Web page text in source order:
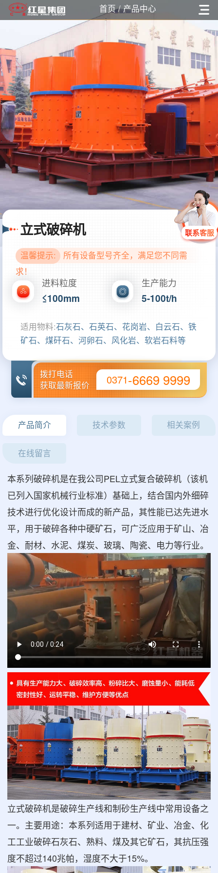
首页/ 产品中心
立式破碎机
温馨提示:
所有设备型号齐全，满足您不同需
求！
进料粒度
≤100mm
生产能力
5-100t/h
适用物料:石灰石、石英石、花岗岩、白云石、铁
矿石、煤矸石、河卵石、风化岩、软岩石料等
联系客服
拨打电话
获取最新报价
0371-6669 9999
产品简介 技术参数 相关案例
在线留言
本系列破碎机是在我公司PEL立式复合破碎机（该机
已列入国家机械行业标准）基础上，结合国内外细碎
技术进行优化设计而成的新产品，其性能已达先进水
平，用于破碎各种中硬矿石，可广泛应用于矿山、冶
金、耐材、水泥、煤炭、玻璃、陶瓷、电力等行业。
立式破碎机是破碎生产线和制砂生产线中常用设备之
一。主要用途：本系列适用于建材、矿业、冶金、化
工工业破碎石灰石、熟料、煤及其它矿石，其抗压强
度不超过140兆帕，湿度不大于15%。